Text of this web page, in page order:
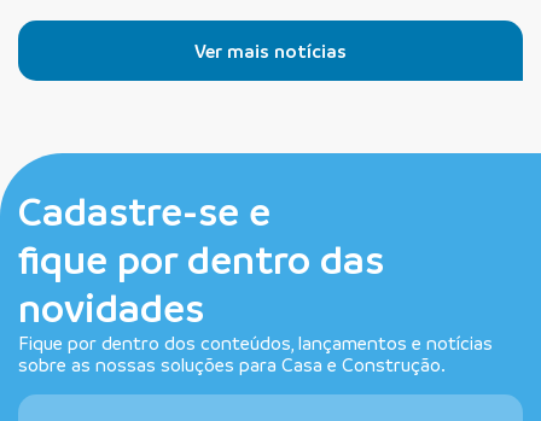
Ver mais notícias
Cadastre-se e
fique por dentro das
novidades
Fique por dentro dos conteúdos, lançamentos e notícias
sobre as nossas soluções para Casa e Construção.